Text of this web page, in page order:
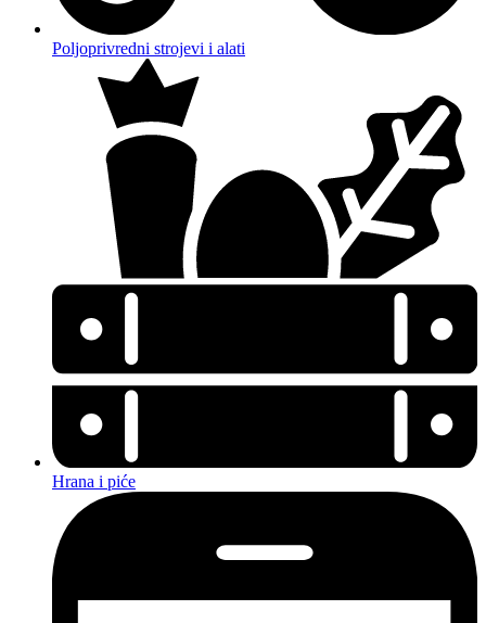
Poljoprivredni strojevi i alati
Hrana i piće